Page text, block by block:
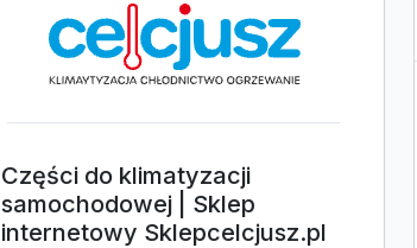
Części do klimatyzacji
samochodowej | Sklep
internetowy Sklepcelcjusz.pl